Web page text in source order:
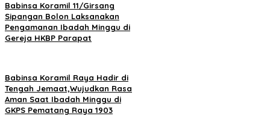
Babinsa Koramil 11/Girsang
Sipangan Bolon Laksanakan
Pengamanan Ibadah Minggu di
Gereja HKBP Parapat
Babinsa Koramil Raya Hadir di
Tengah Jemaat,Wujudkan Rasa
Aman Saat Ibadah Minggu di
GKPS Pematang Raya 1903